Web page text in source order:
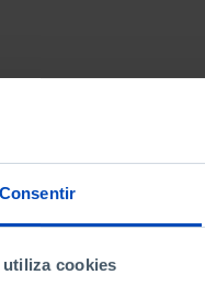
Consentir
cookies